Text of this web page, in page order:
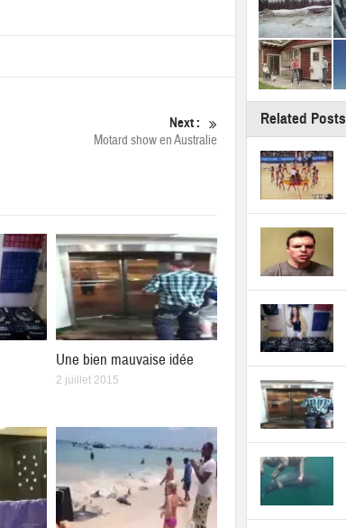
Next :
Motard show en Australie
Une bien mauvaise idée
2 juillet 2015
Related Posts